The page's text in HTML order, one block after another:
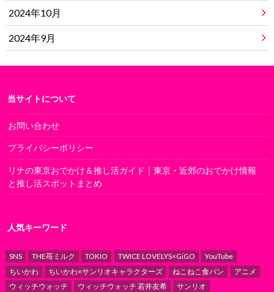
2024年10月
2024年9月
当サイトについて
お問い合わせ
プライバシーポリシー
リナの東京おでかけ＆推し活ガイド｜東京・近郊のおでかけ情報
と推し活スポットまとめ
人気キーワード
SNS THE苺ミルク TOKIO TWICE LOVELYS×GiGO
YouTube
ちいかわ
ちいかわ×サンリオキャラクターズ ねこねこ食パン
アニメ
ウィッチウォッチ
ウィッチウォッチ 若井友希
サンリオ